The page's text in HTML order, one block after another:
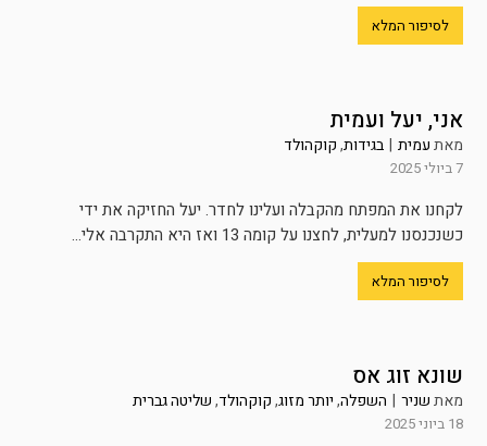
לסיפור המלא
אני, יעל ועמית
מאתעמית | בגידות,קוקהולד
7 ביולי 2025
לקחנו את המפתח מהקבלה ועלינו לחדר. יעל החזיקה את ידי
כשנכנסנו למעלית, לחצנו על קומה 13 ואז היא התקרבה אלי...
לסיפור המלא
שונא זוג אס
מאתשניר | השפלה,יותר מזוג,קוקהולד,שליטה גברית
18 ביוני 2025